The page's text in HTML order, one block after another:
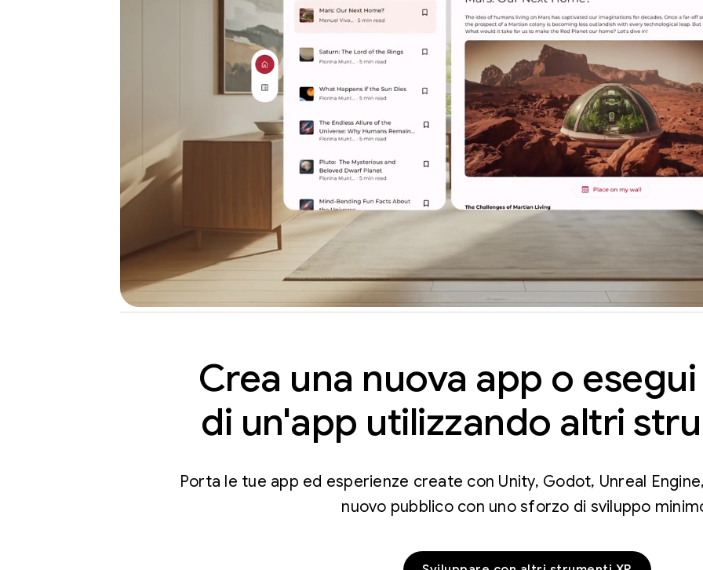
Crea una nuova app o
di un'app utilizzando altri
Porta le tue app ed esperienze create con Unity, Godot, Unreal
nuovo pubblico con uno sforzo di sviluppo